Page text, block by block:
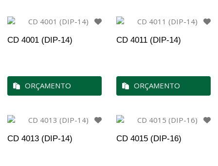
CD 4001 (DIP-14)
ORÇAMENTO
CD 4011 (DIP-14)
ORÇAMENTO
CD 4013 (DIP-14) CD 4015 (DIP-16)